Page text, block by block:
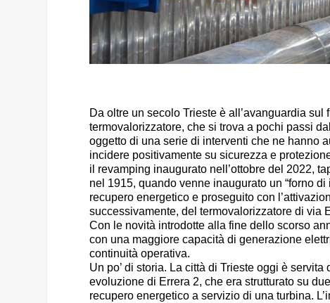
Da oltre un secolo Trieste è all’avanguardia
termovalorizzatore, che si trova a pochi passi
oggetto di una serie di interventi che ne hanno
incidere positivamente su sicurezza e
il revamping inaugurato nell’ottobre del 2022,
nel 1915, quando venne inaugurato un “forno
recupero energetico e proseguito con
successivamente, del termovalorizzatore di via
Con le novità introdotte alla fine dello scorso
con una maggiore capacità di generazione
continuità operativa.
Un po’ di storia. La città di Trieste oggi è
evoluzione di Errera 2, che era strutturato su
recupero energetico a servizio di una turbina.